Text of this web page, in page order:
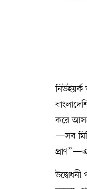
করে
—সব
উদ্বোধনী